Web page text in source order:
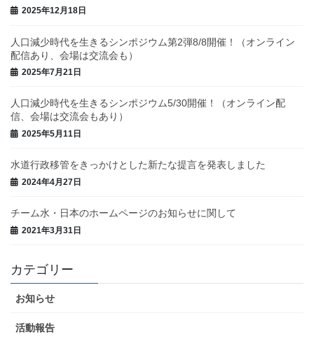
2025年12月18日
人口減少時代を生きるシンポジウム第2弾8/8開催！（オンライン
配信あり、会場は交流会も）
2025年7月21日
人口減少時代を生きるシンポジウム5/30開催！（オンライン配
信、会場は交流会もあり）
2025年5月11日
水道行政移管をきっかけとした新たな提言を発表しました
2024年4月27日
チーム水・日本のホームページのお知らせに関して
2021年3月31日
カテゴリー
お知らせ
活動報告